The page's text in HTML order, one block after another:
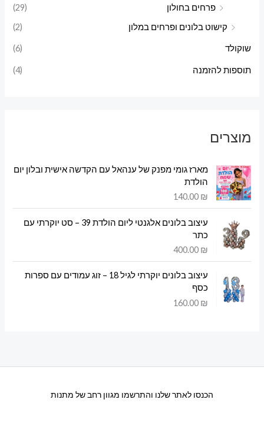
פרחים בחולון
(29)
קישוט בלונים ופרחים במלון
(2)
שוקולד (6)
תוספות להזמנה (4)
מוצרים
מארז גומי מפנק של ענהאל עם הקדשה אישית ובלון יום
הולדת
140.00 ₪
עיצוב בלונים אלגנטי ליום הולדת 39 – סט יוקרתי עם
כתר
400.00 ₪
עיצוב בלונים יוקרתי לגיל 18 – זוג עמודים עם ספרות
כסף
160.00 ₪
הכנסו לאתר שלנו והתרשמו מגוון רחב של מתנות